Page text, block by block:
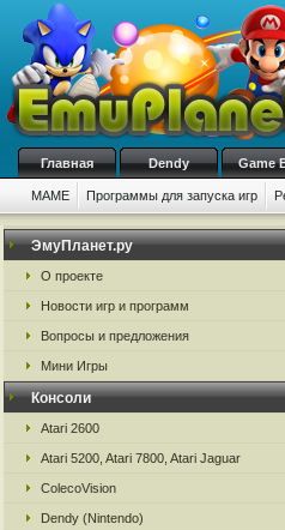
Главная Dendy Game
MAME Программы для запуска игр
ЭмуПланет.ру
О проекте
Новости игр и программ
Вопросы и предложения
Мини Игры
Консоли
Atari 2600
Atari 5200, Atari 7800, Atari Jaguar
ColecoVision
Dendy (Nintendo)